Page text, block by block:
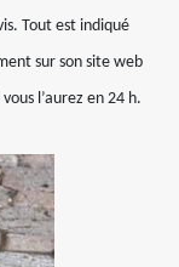
Tout est indiqué
sur son site web
l’aurez en 24 h.